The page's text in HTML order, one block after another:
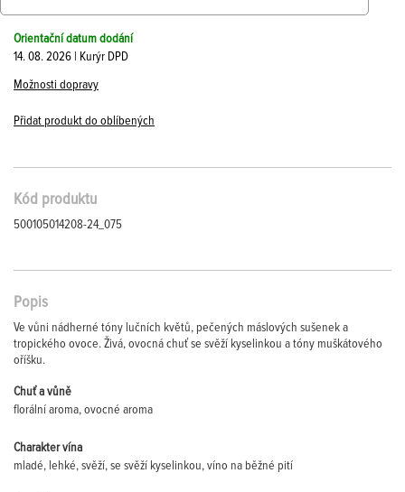
Orientační datum dodání
14. 08. 2026 | Kurýr DPD
Možnosti dopravy
Přidat produkt do oblíbených
Kód produktu
500105014208-24_075
Popis
Ve vůni nádherné tóny lučních květů, pečených máslových sušenek a
tropického ovoce. Živá, ovocná chuť se svěží kyselinkou a tóny muškátového
oříšku.
Chuť a vůně
florální aroma, ovocné aroma
Charakter vína
mladé, lehké, svěží, se svěží kyselinkou, víno na běžné pití